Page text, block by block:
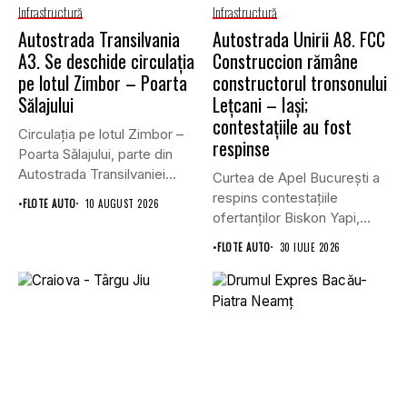
Infrastructură
Autostrada Transilvania
A3. Se deschide circulația
pe lotul Zimbor – Poarta
Sălajului
Circulația pe lotul Zimbor –
Poarta Sălajului, parte din
Autostrada Transilvaniei
A3,...
•FLOTE AUTO 10 AUGUST 2026
Infrastructură
Autostrada Unirii A8. FCC
Construccion rămâne
constructorul tronsonului
Lețcani – Iași;
contestațiile au fost
respinse
Curtea de Apel București a
respins contestațiile
ofertanților Biskon Yapi,
Straco și...
•FLOTE AUTO 30 IULIE 2026